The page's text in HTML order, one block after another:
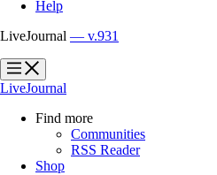
Help
LiveJournal — v.931
?
?
LiveJournal
Find more
Communities
RSS Reader
Shop